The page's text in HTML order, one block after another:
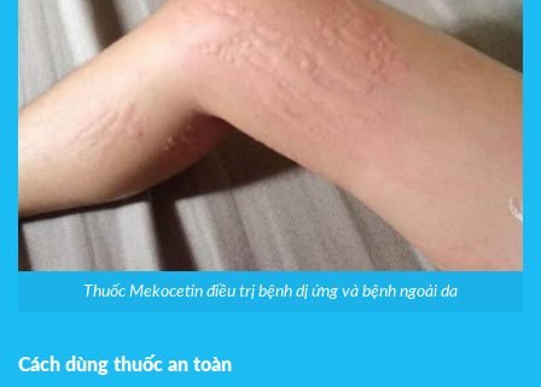
Thuốc Mekocetin điều trị bệnh dị ứng và bệnh ngoài da
Cách dùng thuốc an toàn